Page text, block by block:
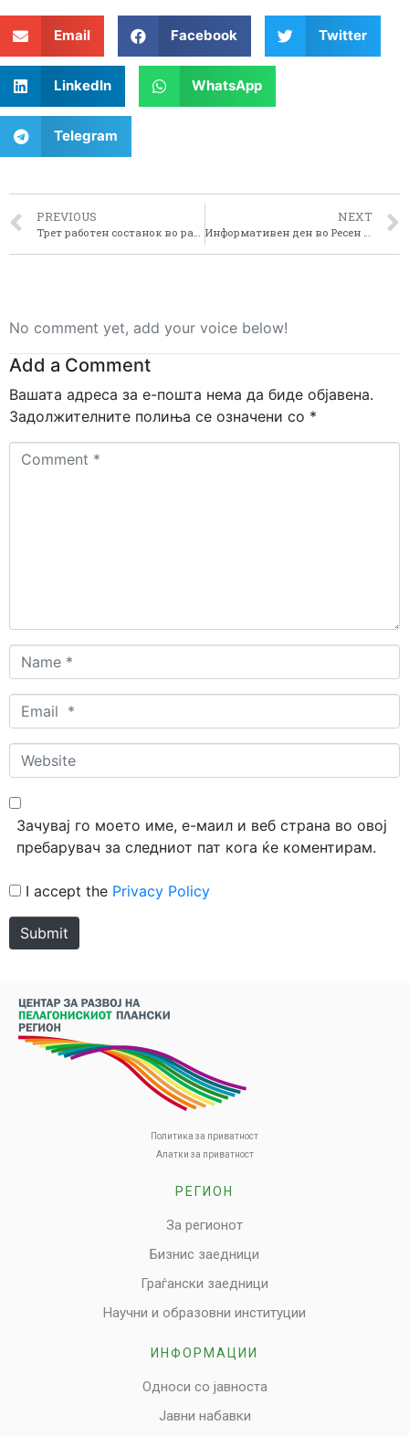
Email Facebook Twitter
LinkedIn WhatsApp
Telegram
PREVIOUS NEXT
No comment yet, add your voice below!
Add a Comment
Вашата адреса за е-пошта нема да биде објавена.
Задолжителните полиња се означени со *
Comment
Name
*
Email
*
Website
Зачувај го моето име, е-маил и веб страна во овој
пребарувач за следниот пат кога ќе коментирам.
I accept the Privacy Policy
Submit
Политика за приватност
Алатки за приватност
РЕГИОН
За регионот
Бизнис заедници
Граѓански заедници
Научни и образовни институции
ИНФОРМАЦИИ
Односи со јавноста
Јавни набавки